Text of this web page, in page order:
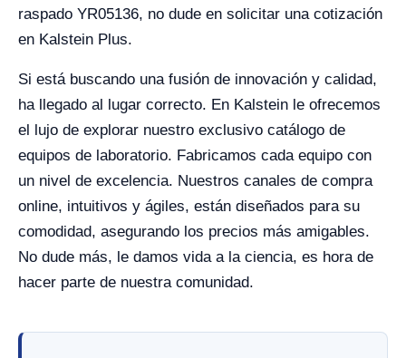
raspado YR05136, no dude en solicitar una cotización
en Kalstein Plus.
Si está buscando una fusión de innovación y calidad,
ha llegado al lugar correcto. En Kalstein le ofrecemos
el lujo de explorar nuestro exclusivo catálogo de
equipos de laboratorio. Fabricamos cada equipo con
un nivel de excelencia. Nuestros canales de compra
online, intuitivos y ágiles, están diseñados para su
comodidad, asegurando los precios más amigables.
No dude más, le damos vida a la ciencia, es hora de
hacer parte de nuestra comunidad.